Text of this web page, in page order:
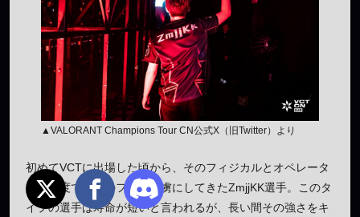
▲VALORANT Champions Tour CN公式X（旧Twitter）より
初めてVCTに出場した頃から、そのフィジカルとオペレータ
ーの精度で多くのファンを虜にしてきたZmjjKK選手。このタ
イプの選手は寿命が短いと言われるが、長い間その強さをキ